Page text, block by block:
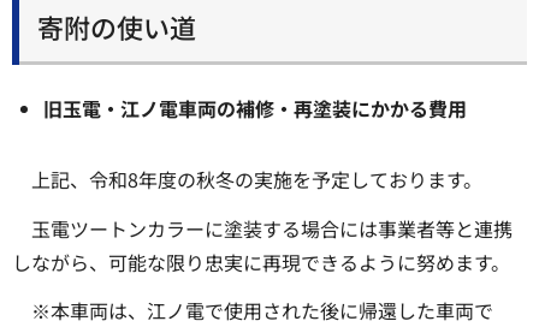
寄附の使い道
旧玉電・江ノ電車両の補修・再塗装にかかる費用
上記、令和8年度の秋冬の実施を予定しております。
玉電ツートンカラーに塗装する場合には事業者等と連携
しながら、可能な限り忠実に再現できるように努めます。
※本車両は、江ノ電で使用された後に帰還した車両で